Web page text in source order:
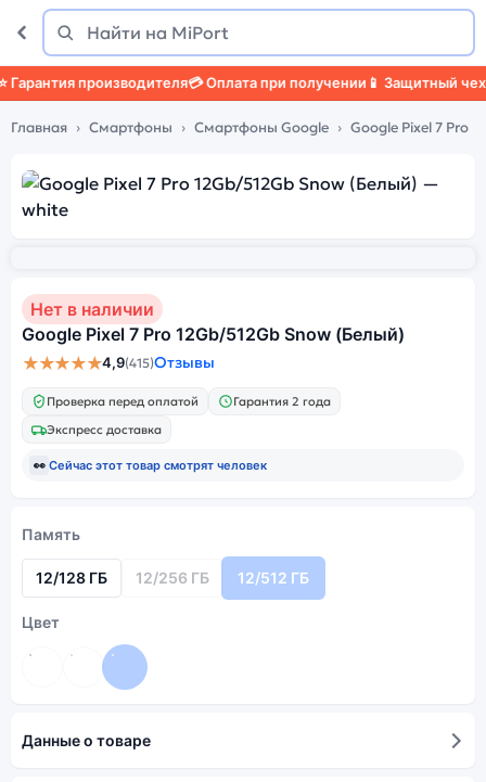
Поиск
Найти
производителя💳 Оплата при получении📱 Защитный чехол
Главная Смартфоны Смартфоны Google Google Pixel 7 Pro
Нет в наличии
Google Pixel 7 Pro 12Gb/512Gb Snow (Белый)
★★★★★4,9(415)Отзывы
Проверка перед оплатой
Гарантия 2 года
Экспресс доставка
👀 Сейчас этот товар смотрят человек
Память
12/128 ГБ 12/256 ГБ 12/512 ГБ
Цвет
Данные о товаре